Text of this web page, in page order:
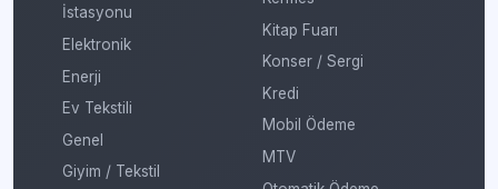
İstasyonu
Elektronik
Enerji
Ev Tekstili
Genel
Giyim / Tekstil
Kitap Fuarı
Konser / Sergi
Kredi
Mobil Ödeme
MTV